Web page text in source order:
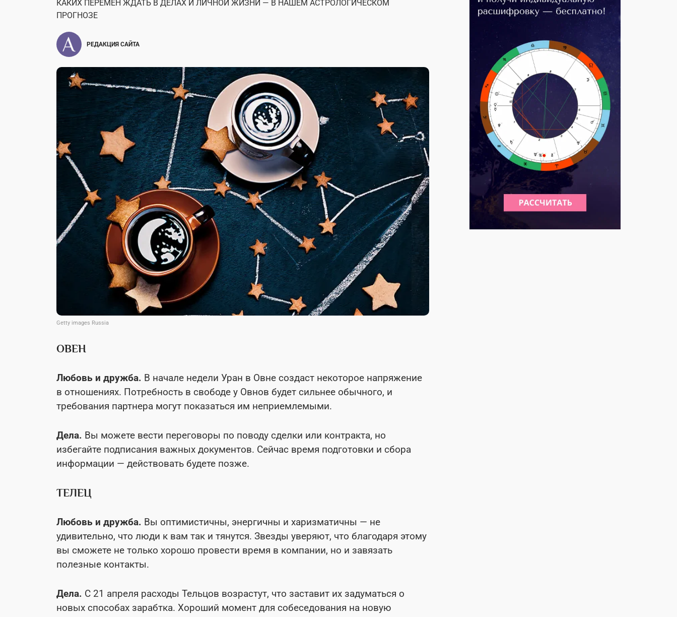
КАКИХ ПЕРЕМЕН ЖДАТЬ В ДЕЛАХ И ЛИЧНОЙ ЖИЗНИ — В НАШЕМ АСТРОЛОГИЧЕСКОМ
ПРОГНОЗЕ
РЕДАКЦИЯ САЙТА
Getty images Russia
ОВЕН
Любовь и дружба. В начале недели Уран в Овне создаст некоторое напряжение
в отношениях. Потребность в свободе у Овнов будет сильнее обычного, и
требования партнера могут показаться им неприемлемыми.
Дела. Вы можете вести переговоры по поводу сделки или контракта, но
избегайте подписания важных документов. Сейчас время подготовки и сбора
информации — действовать будете позже.
ТЕЛЕЦ
Любовь и дружба. Вы оптимистичны, энергичны и харизматичны — не
удивительно, что люди к вам так и тянутся. Звезды уверяют, что благодаря этому
вы сможете не только хорошо провести время в компании, но и завязать
полезные контакты.
Дела. С 21 апреля расходы Тельцов возрастут, что заставит их задуматься о
новых способах зарабтка. Хороший момент для собеседования на новую